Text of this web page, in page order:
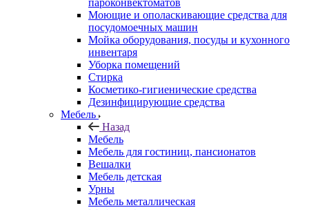
пароконвектоматов
Моющие и ополаскивающие средства для
посудомоечных машин
Мойка оборудования, посуды и кухонного
инвентаря
Уборка помещений
Стирка
Косметико-гигиенические средства
Дезинфицирующие средства
Мебель
Назад
Мебель
Мебель для гостиниц, пансионатов
Вешалки
Мебель детская
Урны
Мебель металлическая